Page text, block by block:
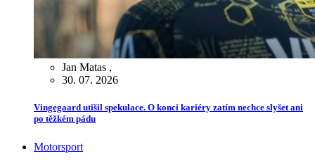
Jan Matas ,
30. 07. 2026
Vingegaard utišil spekulace. O konci kariéry zatím nechce slyšet ani
po těžkém pádu
Motorsport